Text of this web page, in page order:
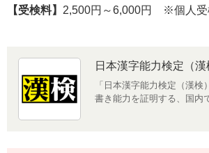
【受検料】 2,500円～6,000円 ※個人受
日本漢字能力検定（漢
「日本漢字能力検定（漢検
書き能力を証明する、国内